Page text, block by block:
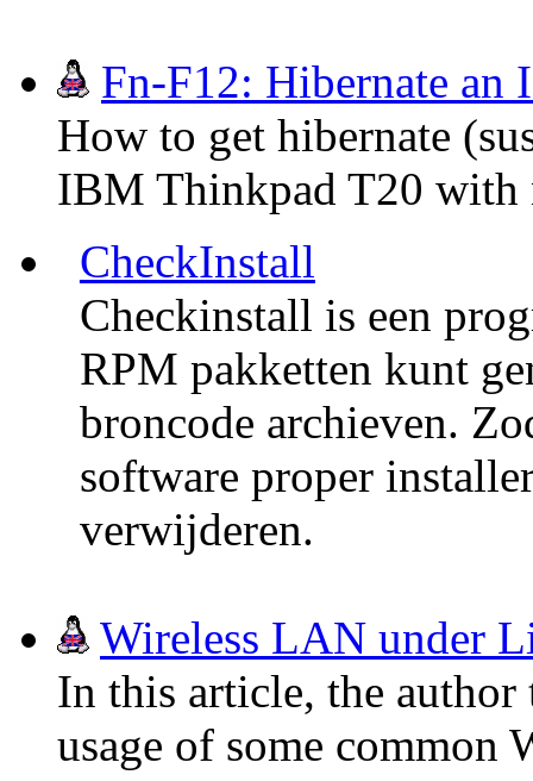
Fn-F12: Hibernate
How to get hibernate
IBM Thinkpad T20 with
CheckInstall
Checkinstall is een
RPM pakketten kunt
broncode archieven.
software proper
verwijderen.
Wireless LAN under
In this article, the
usage of some common